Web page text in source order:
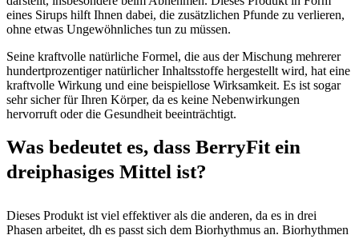
eines Sirups hilft Ihnen dabei, die zusätzlichen Pfunde zu verlieren,
ohne etwas Ungewöhnliches tun zu müssen.
Seine kraftvolle natürliche Formel, die aus der Mischung mehrerer
hundertprozentiger natürlicher Inhaltsstoffe hergestellt wird, hat eine
kraftvolle Wirkung und eine beispiellose Wirksamkeit. Es ist sogar
sehr sicher für Ihren Körper, da es keine Nebenwirkungen
hervorruft oder die Gesundheit beeinträchtigt.
Was bedeutet es, dass BerryFit ein
dreiphasiges Mittel ist?
Dieses Produkt ist viel effektiver als die anderen, da es in drei
Phasen arbeitet, dh es passt sich dem Biorhythmus an. Biorhythmen